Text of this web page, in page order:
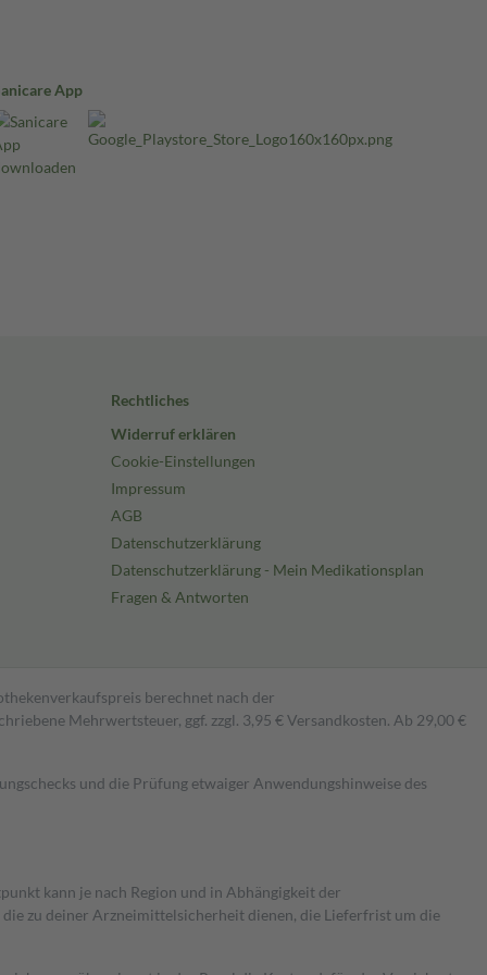
App
Rechtliches
Widerruf erklären
Cookie-Einstellungen
Impressum
AGB
Datenschutzerklärung
Datenschutzerklärung - Mein Medikationsplan
Fragen & Antworten
berechnet nach der
Mehrwertsteuer, ggf. zzgl. 3,95 € Versandkosten. Ab 29,00 €
und die Prüfung etwaiger Anwendungshinweise des
kann je nach Region und in Abhängigkeit der
zu deiner Arzneimittelsicherheit dienen, die Lieferfrist um die